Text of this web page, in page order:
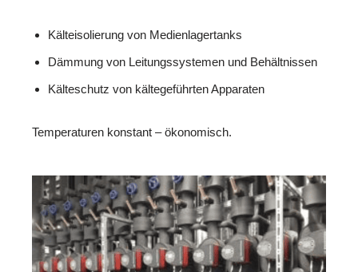
Kälteisolierung von Medienlagertanks
Dämmung von Leitungssystemen und Behältnissen
Kälteschutz von kältegeführten Apparaten
Temperaturen konstant – ökonomisch.